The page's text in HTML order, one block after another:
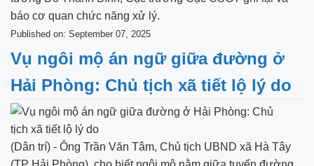
báo cơ quan chức năng xử lý.
Published on: September 07, 2025
Vụ ngôi mộ án ngữ giữa đường ở
Hải Phòng: Chủ tịch xã tiết lộ lý do
(Dân trí) - Ông Trần Văn Tâm, Chủ tịch UBND xã Hà Tây